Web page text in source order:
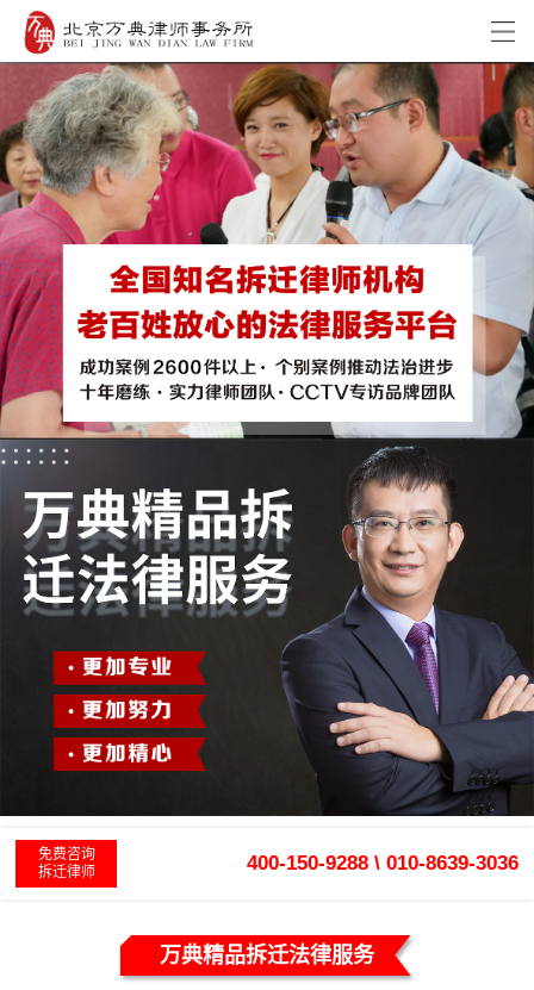
免费咨询
拆迁律师
400-150-9288 \ 010-8639-3036
万典精品拆迁法律服务